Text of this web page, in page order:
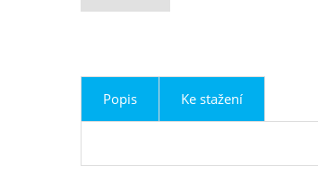
Popis Ke stažení